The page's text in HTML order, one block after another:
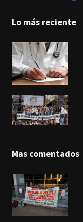
Lo más reciente
Mas comentados